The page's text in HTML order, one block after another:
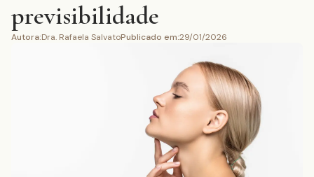
previsibilidade
Autora:Dra. Rafaela SalvatoPublicado em:29/01/2026